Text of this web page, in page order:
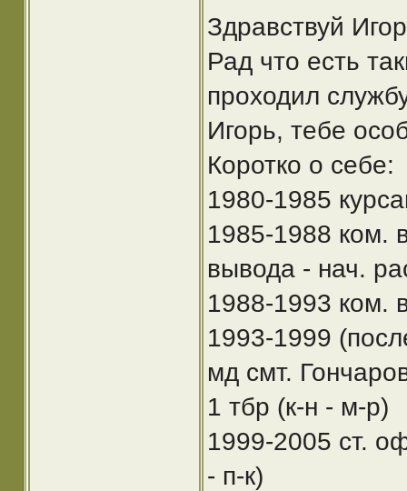
Здравствуй
Рад что есть
проходил
Игорь, тебе
Коротко о себе:
1980-1985
1985-1988 ком.
вывода - нач.
1988-1993 ком.
1993-1999
мд смт.
1 тбр (к-н - м-р)
1999-2005 ст.
- п-к)